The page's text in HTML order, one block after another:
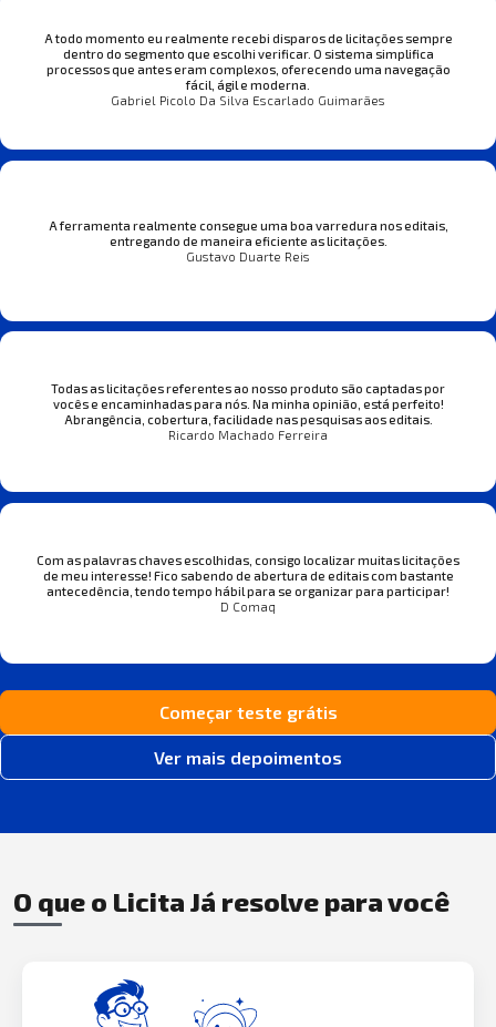
A todo momento eu realmente recebi disparos de licitações sempre
dentro do segmento que escolhi verificar. O sistema simplifica
processos que antes eram complexos, oferecendo uma navegação
fácil, ágil e moderna.
Gabriel Picolo Da Silva Escarlado Guimarães
A ferramenta realmente consegue uma boa varredura nos editais,
entregando de maneira eficiente as licitações.
Gustavo Duarte Reis
Todas as licitações referentes ao nosso produto são captadas por
vocês e encaminhadas para nós. Na minha opinião, está perfeito!
Abrangência, cobertura, facilidade nas pesquisas aos editais.
Ricardo Machado Ferreira
Com as palavras chaves escolhidas, consigo localizar muitas licitações
de meu interesse! Fico sabendo de abertura de editais com bastante
antecedência, tendo tempo hábil para se organizar para participar!
D Comaq
Começar teste grátis
Ver mais depoimentos
O que o Licita Já resolve para você